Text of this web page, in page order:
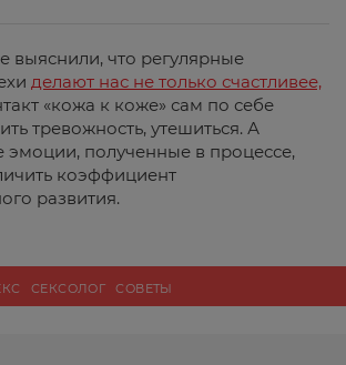
выяснили, что регулярные
делают нас не только счастливее,
«кожа к коже» сам по себе
тревожность, утешиться. А
эмоции, полученные в процессе,
коэффициент
развития.
СЕКСОЛОГ СОВЕТЫ